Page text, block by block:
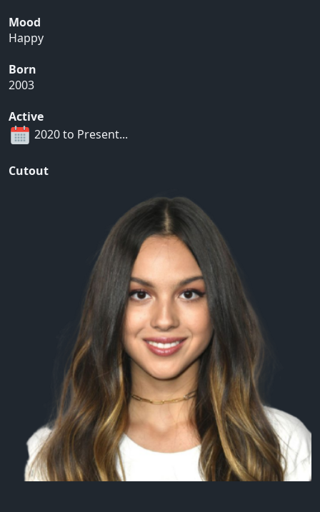
Mood
Happy
Born
2003
Active
2020 to Present...
Cutout